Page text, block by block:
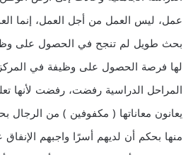
عمل، ليس العمل من أجل العمل، إنما
بحث طويل لم تنجح في الحصول على
لها فرصة الحصول على وظيفة في
المراحل الدراسية رفضت، رفضت لأنها
يعانون معاناتها ( مكفوفين ) من الرجال
منها بحكم أن لديهم أسرًا واجبهم